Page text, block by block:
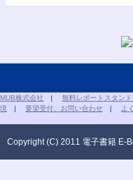
MUB株式会社 | 無料レポートスタンド
境 | 要望受付、お問い合わせ | よ
Copyright (C) 2011 電子書籍 E-